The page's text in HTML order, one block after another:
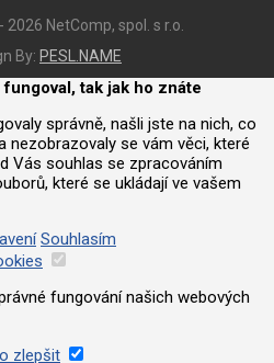
NetComp, spol. s r.o.
By: PESL.NAME
tak jak ho znáte
správně, našli jste na nich, co
nezobrazovaly se vám věci, které
Vás souhlas se zpracováním
které se ukládají ve vašem
Souhlasím
fungování našich webových
zlepšit